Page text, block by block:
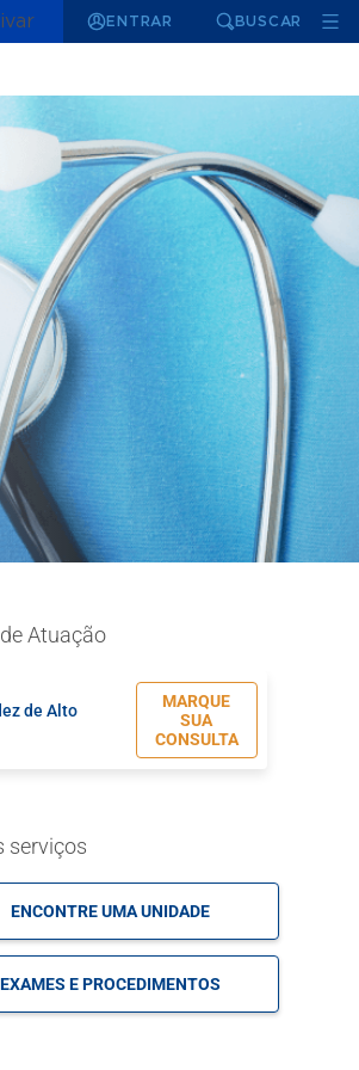
ENTRAR BUSCAR
Atuação
de Alto
MARQUE
SUA
CONSULTA
serviços
ENCONTRE UMA UNIDADE
EXAMES E PROCEDIMENTOS